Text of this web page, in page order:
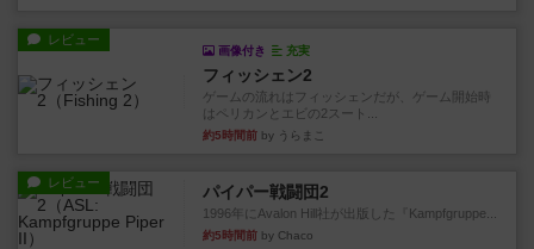
レビュー
画像付き 充実
フィッシェン2
ゲームの流れはフィッシェンだが、ゲーム開始時
はペリカンとエビの2スート...
約5時間前 by うらまこ
レビュー パイパー戦闘団2
1996年にAvalon Hill社が出版した『Kampfgruppe...
約5時間前 by Chaco